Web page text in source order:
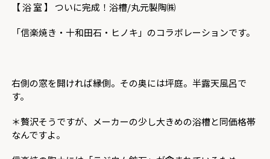
【 浴 室 】 ついに完成！浴槽/丸元製陶㈱
「信楽焼き・十和田石・ヒノキ」のコラボレーションです。
右側の窓を開ければ縁側。その奥には坪庭。半露天風呂で
す。
＊贅沢そうですが、メーカーの少し大きめの浴槽と同価格帯
なんですよ。